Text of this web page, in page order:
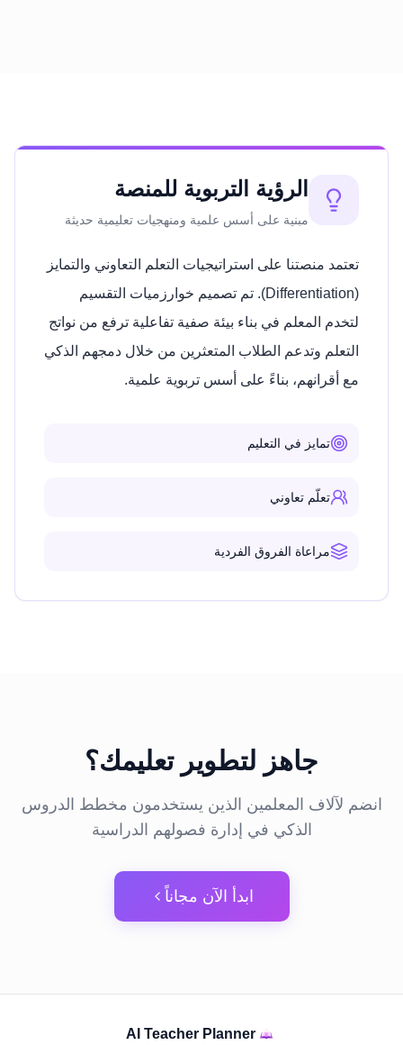
الرؤية التربوية للمنصة
مبنية على أسس علمية ومنهجيات تعليمية حديثة
تعتمد منصتنا على استراتيجيات التعلم التعاوني والتمايز
(Differentiation). تم تصميم خوارزميات التقسيم
لتخدم المعلم في بناء بيئة صفية تفاعلية ترفع من نواتج
التعلم وتدعم الطلاب المتعثرين من خلال دمجهم الذكي
مع أقرانهم، بناءً على أسس تربوية علمية.
تمايز في التعليم
تعلّم تعاوني
مراعاة الفروق الفردية
جاهز لتطوير تعليمك؟
انضم لآلاف المعلمين الذين يستخدمون مخطط الدروس
الذكي في إدارة فصولهم الدراسية
ابدأ الآن مجاناً
AI Teacher Planner